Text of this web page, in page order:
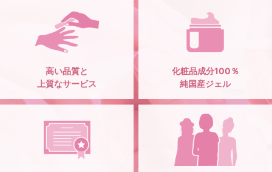
高い品質と
上質なサービス
化粧品成分100％
純国産ジェル